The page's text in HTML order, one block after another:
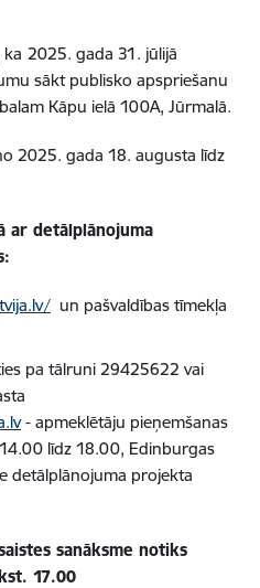
2025. gada 31. jūlijā
sākt publisko apspriešanu
Kāpu ielā 100A, Jūrmalā.
2025. gada 18. augusta līdz
ar detālplānojuma
un pašvaldības tīmekļa
pa tālruni 29425622 vai
- apmeklētāju pieņemšanas
līdz 18.00, Edinburgas
detālplānojuma projekta
sanāksme notiks
17.00